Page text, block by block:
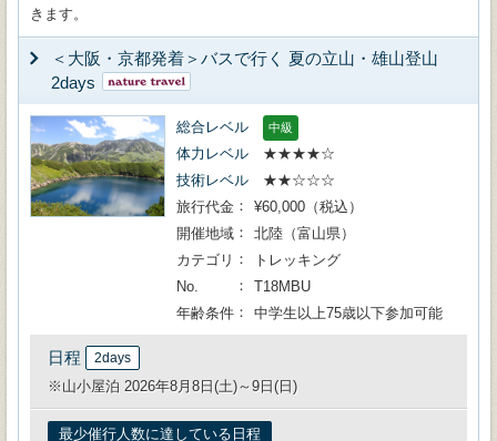
きます。
＜大阪・京都発着＞バスで行く 夏の立山・雄山登山
2days
総合レベル 中級
体力レベル
★★★★☆
技術レベル
★★☆☆☆
旅行代金
¥60,000（税込）
開催地域
北陸（富山県）
カテゴリ
トレッキング
No.
T18MBU
年齢条件
中学生以上75歳以下参加可能
日程 2days
※山小屋泊 2026年8月8日(土)～9日(日)
最少催行人数に達している日程